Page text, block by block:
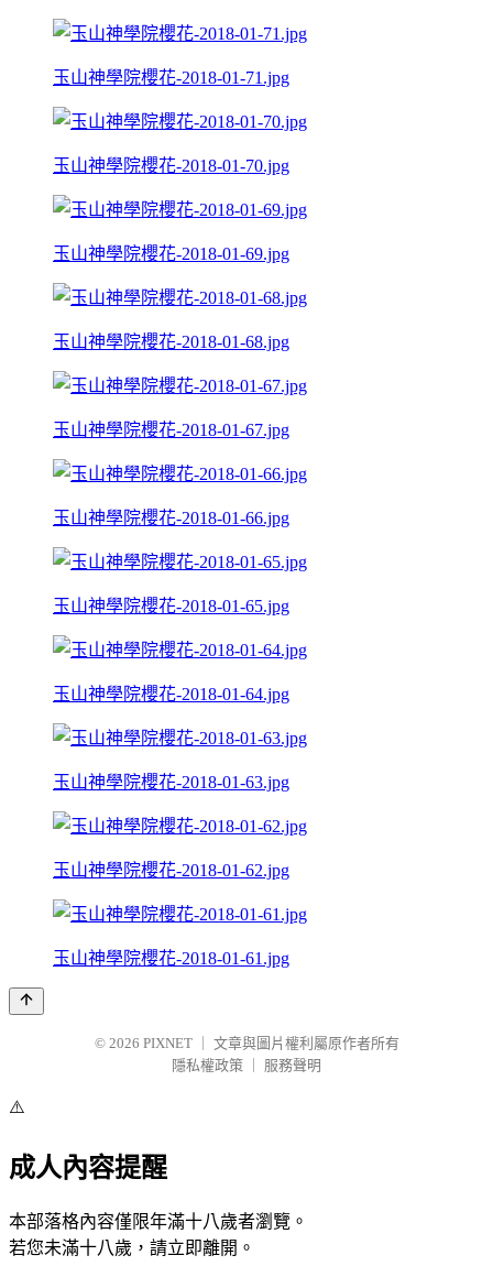
玉山神學院櫻花-2018-01-71.jpg
玉山神學院櫻花-2018-01-70.jpg
玉山神學院櫻花-2018-01-69.jpg
玉山神學院櫻花-2018-01-68.jpg
玉山神學院櫻花-2018-01-67.jpg
玉山神學院櫻花-2018-01-66.jpg
玉山神學院櫻花-2018-01-65.jpg
玉山神學院櫻花-2018-01-64.jpg
玉山神學院櫻花-2018-01-63.jpg
玉山神學院櫻花-2018-01-62.jpg
玉山神學院櫻花-2018-01-61.jpg
© 2026 PIXNET
文章與圖片權利屬原作者所有
隱私權政策
服務聲明
⚠️
成人內容提醒
本部落格內容僅限年滿十八歲者瀏覽。
若您未滿十八歲，請立即離開。